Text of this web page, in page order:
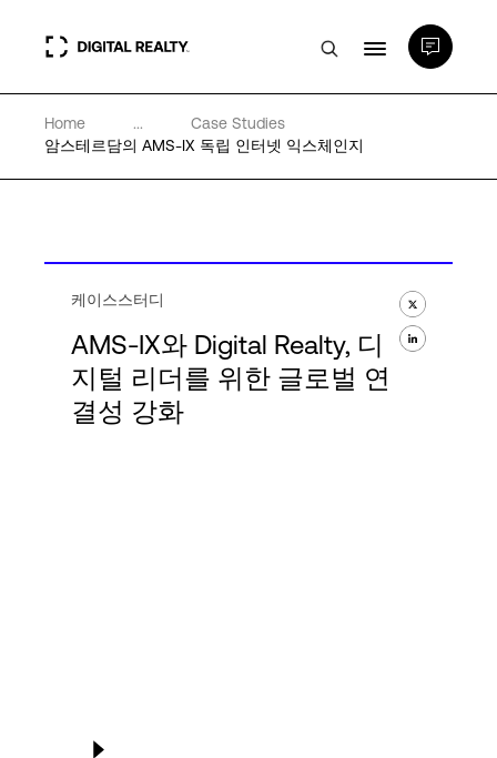
데이터 센터
전문성 및 리소스
Home ...
Case Studies
암스테르담의 AMS-IX 독립 인터넷 익스체인지
케이스스터디
AMS-IX와 Digital Realty, 디
지털 리더를 위한 글로벌 연
결성 강화